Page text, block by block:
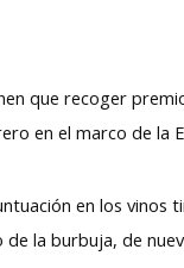
que recoger
en el marco de la
en los
la burbuja, de